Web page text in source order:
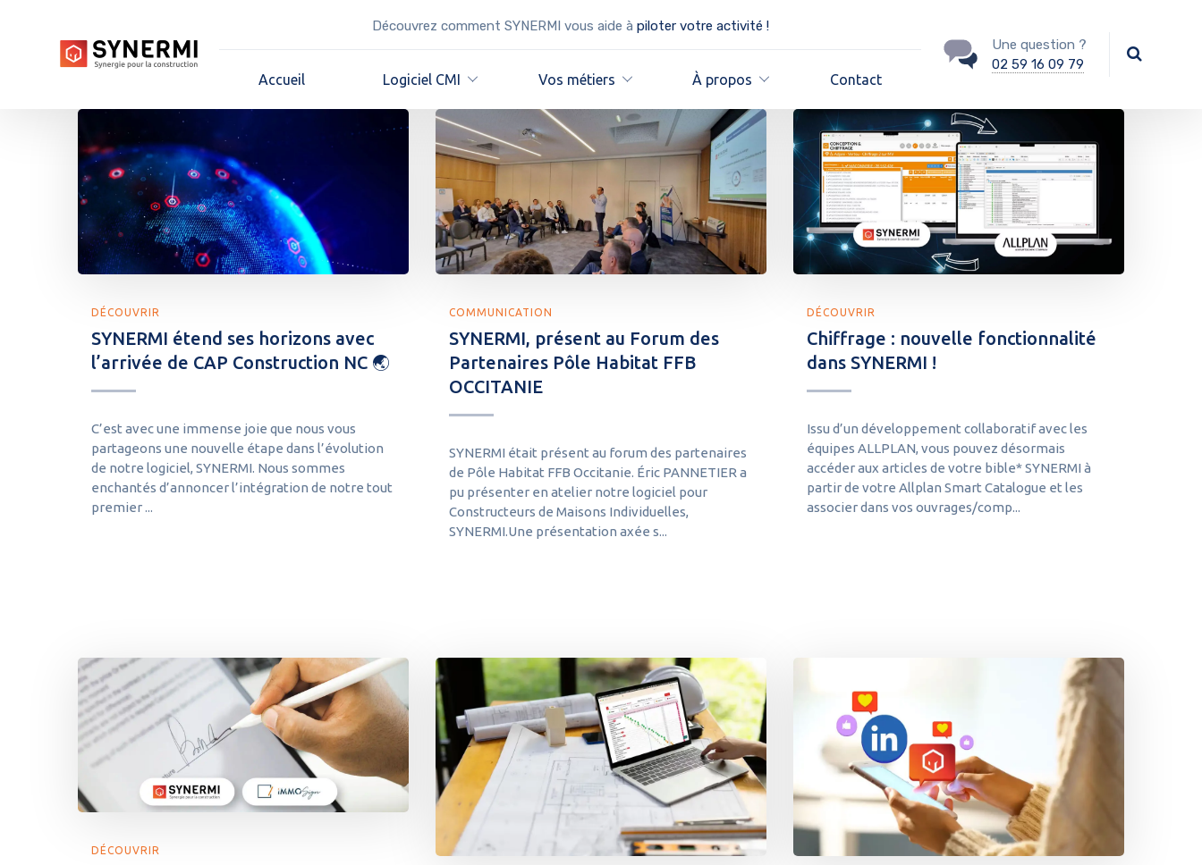
Découvrez comment SYNERMI vous aide à piloter votre activité !
Accueil Logiciel CMI Vos métiers À propos Contact
Une question ?
02 59 16 09 79
DÉCOUVRIR
SYNERMI étend ses horizons avec
l’arrivée de CAP Construction NC 🌏
C’est avec une immense joie que nous vous
partageons une nouvelle étape dans l’évolution
de notre logiciel, SYNERMI. Nous sommes
enchantés d’annoncer l’intégration de notre tout
premier ...
COMMUNICATION
SYNERMI, présent au Forum des
Partenaires Pôle Habitat FFB
OCCITANIE
SYNERMI était présent au forum des partenaires
de Pôle Habitat FFB Occitanie. Éric PANNETIER a
pu présenter en atelier notre logiciel pour
Constructeurs de Maisons Individuelles,
SYNERMI.Une présentation axée s...
DÉCOUVRIR
Chiffrage : nouvelle fonctionnalité
dans SYNERMI !
Issu d’un développement collaboratif avec les
équipes ALLPLAN, vous pouvez désormais
accéder aux articles de votre bible* SYNERMI à
partir de votre Allplan Smart Catalogue et les
associer dans vos ouvrages/comp...
DÉCOUVRIR